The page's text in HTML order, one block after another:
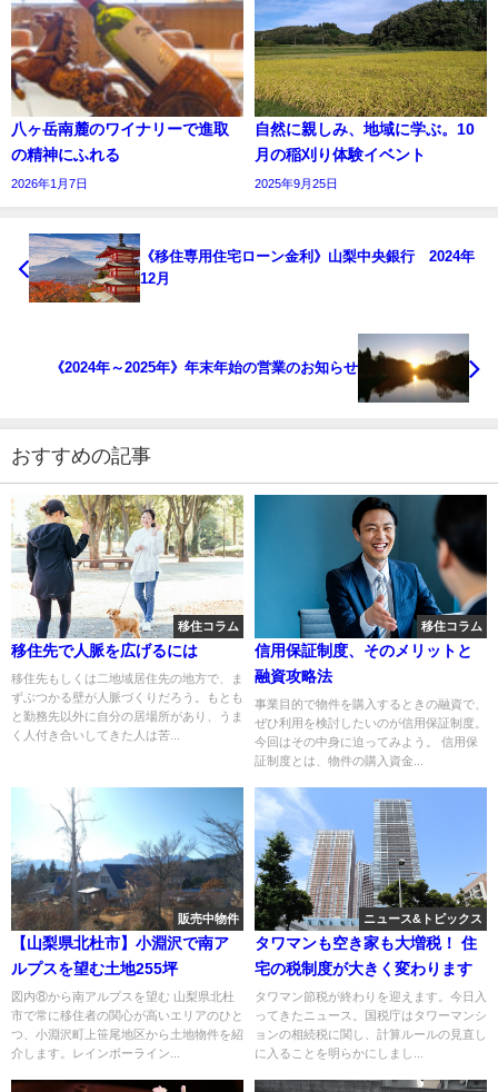
八ヶ岳南麓のワイナリーで進取
の精神にふれる
2026年1月7日
自然に親しみ、地域に学ぶ。10
月の稲刈り体験イベント
2025年9月25日
《移住専用住宅ローン金利》山梨中央銀行 2024年
12月
《2024年～2025年》年末年始の営業のお知らせ
おすすめの記事
移住コラム
移住先で人脈を広げるには
移住先もしくは二地域居住先の地方で、ま
ずぶつかる壁が人脈づくりだろう。もとも
と勤務先以外に自分の居場所があり、うま
く人付き合いしてきた人は苦...
移住コラム
信用保証制度、そのメリットと
融資攻略法
事業目的で物件を購入するときの融資で、
ぜひ利用を検討したいのが信用保証制度。
今回はその中身に迫ってみよう。 信用保
証制度とは、物件の購入資金...
販売中物件
【山梨県北杜市】小淵沢で南ア
ルプスを望む土地255坪
図内⑧から南アルプスを望む 山梨県北杜
市で常に移住者の関心が高いエリアのひと
つ、小淵沢町上笹尾地区から土地物件を紹
介します。レインボーライン...
ニュース&トピックス
タワマンも空き家も大増税！ 住
宅の税制度が大きく変わります
タワマン節税が終わりを迎えます。今日入
ってきたニュース。国税庁はタワーマンシ
ョンの相続税に関し、計算ルールの見直し
に入ることを明らかにしまし...